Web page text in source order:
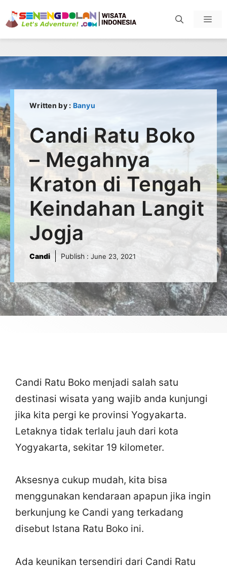
to
content
Written by : Banyu
Candi Ratu Boko
– Megahnya
Kraton di Tengah
Keindahan Langit
Jogja
Candi Publish : June 23, 2021
Candi Ratu Boko menjadi salah satu
destinasi wisata yang wajib anda kunjungi
jika kita pergi ke provinsi Yogyakarta.
Letaknya tidak terlalu jauh dari kota
Yogyakarta, sekitar 19 kilometer.
Aksesnya cukup mudah, kita bisa
menggunakan kendaraan apapun jika ingin
berkunjung ke Candi yang terkadang
disebut Istana Ratu Boko ini.
Ada keunikan tersendiri dari Candi Ratu